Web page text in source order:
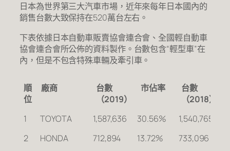
日本為世界第三大汽車市場，近年來每年日本國內的
銷售台數大致保持在520萬台左右。
下表依據日本自動車販賣協會連合會、全國輕自動車
協會連合會所公佈的資料製作。台數包含“輕型車”在
內，但是不包含特殊車輛及牽引車。
順
位
廠商
台數
（2019）
市佔率
台數
（2018）
順
廠商
台數
（2019）
市佔率
台數
（2018）
1 TOYOTA 1,587,636 30.56% 1,540,765
2
HONDA 712,894 13.72% 733,096